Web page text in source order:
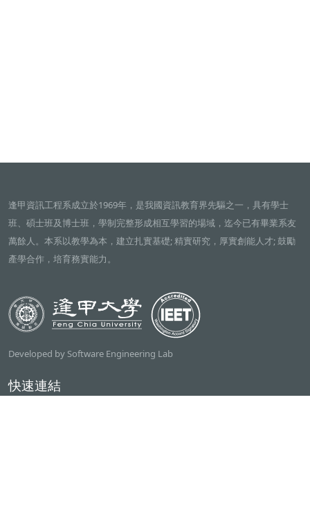
逢甲資訊工程系成立於1969年，是我國資訊教育界先驅之一，具有學士
班、碩士班及博士班，學制完整形成相互學習的場域，迄今已有畢業系友
萬餘人。本系以教學為本，建立扎實基礎; 精實研究，厚實創能人才; 鼓勵
產學合作，培育務實能力。
Developed by Software Engineering Lab
快速連結